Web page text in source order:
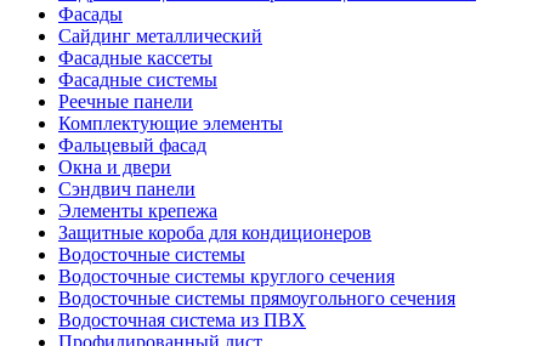
Фасады
Сайдинг металлический
Фасадные кассеты
Фасадные системы
Реечные панели
Комплектующие элементы
Фальцевый фасад
Окна и двери
Сэндвич панели
Элементы крепежа
Защитные короба для кондиционеров
Водосточные системы
Водосточные системы круглого сечения
Водосточные системы прямоугольного сечения
Водосточная система из ПВХ
Профилированный лист